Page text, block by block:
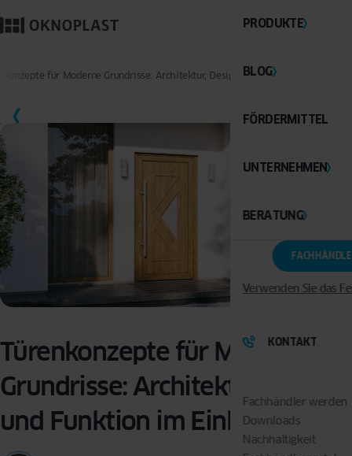
PRODUKTE
BLOG
FÖRDERMITTEL
UNTERNEHMEN
BERATUNG
Verwenden Sie das
KONTAKT
Fachhändler werden
Downloads
Nachhaltigkeit
für Moderne Grundrisse: Architektur, Design und Funktion im Einklang
SPEICHERN
Türenkonzepte für Moderne
Grundrisse: Architektur, Design
und Funktion im Einklang